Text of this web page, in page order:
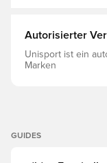
adaptiven Schnürsystem Das ist ein
Stollen, der NUR
ist. Hinweis: adidas gibt an, dass die Farbe der
Außensohle bei
Autorisierter
Unisport ist ein
Marken
GUIDES